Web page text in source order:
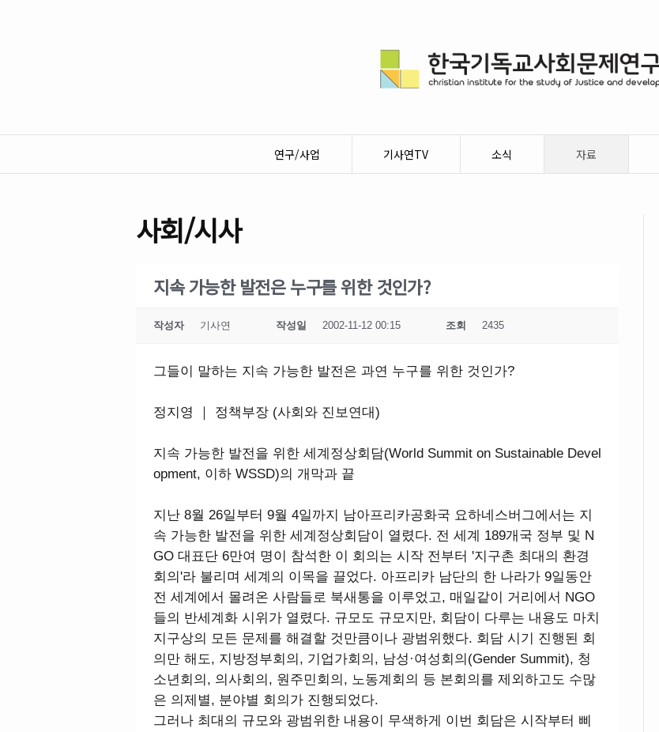
연구/사업 기사연TV 소식 자료
사회/시사
지속 가능한 발전은 누구를 위한 것인가?
작성자 기사연 작성일 2002-11-12 00:15 조회 2435
그들이 말하는 지속 가능한 발전은 과연 누구를 위한 것인가?
정지영 ｜ 정책부장 (사회와 진보연대)
지속 가능한 발전을 위한 세계정상회담(World Summit on Sustainable Devel
opment, 이하 WSSD)의 개막과 끝
지난 8월 26일부터 9월 4일까지 남아프리카공화국 요하네스버그에서는 지
속 가능한 발전을 위한 세계정상회담이 열렸다. 전 세계 189개국 정부 및 N
GO 대표단 6만여 명이 참석한 이 회의는 시작 전부터 '지구촌 최대의 환경
회의'라 불리며 세계의 이목을 끌었다. 아프리카 남단의 한 나라가 9일동안
전 세계에서 몰려온 사람들로 북새통을 이루었고, 매일같이 거리에서 NGO
들의 반세계화 시위가 열렸다. 규모도 규모지만, 회담이 다루는 내용도 마치
지구상의 모든 문제를 해결할 것만큼이나 광범위했다. 회담 시기 진행된 회
의만 해도, 지방정부회의, 기업가회의, 남성·여성회의(Gender Summit), 청
소년회의, 의사회의, 원주민회의, 노동계회의 등 본회의를 제외하고도 수많
은 의제별, 분야별 회의가 진행되었다.
그러나 최대의 규모와 광범위한 내용이 무색하게 이번 회담은 시작부터 삐